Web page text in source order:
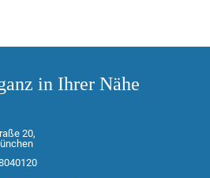
in Ihrer Nähe
20,